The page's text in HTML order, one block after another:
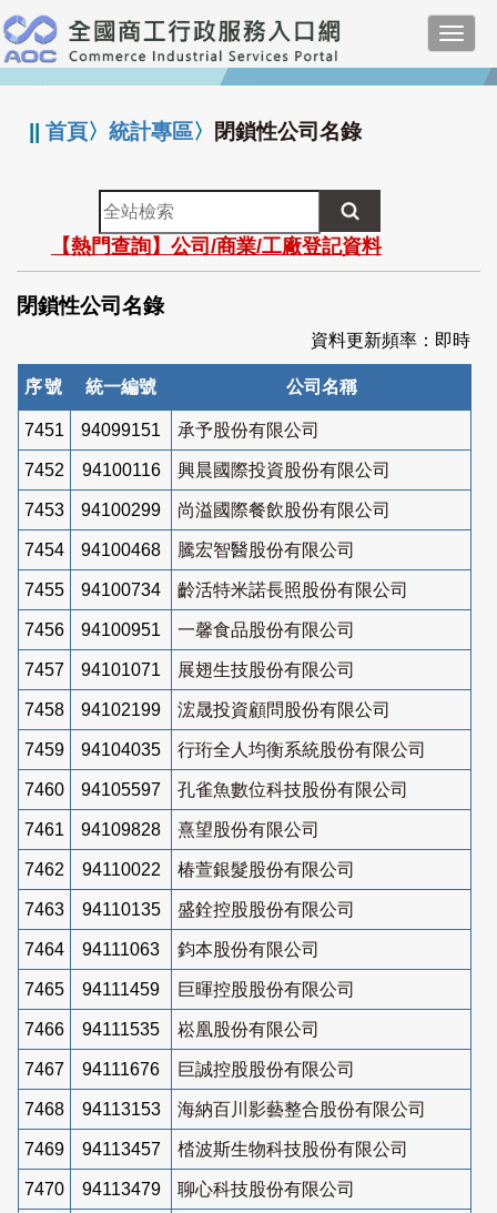
跳
到
主
要
:::
||首頁〉統計專區〉 閉鎖性公司名錄
全
站
檢
索
【熱門查詢】公司/商業/工廠登記資料
閉鎖性公司名錄
資料更新頻率：即時
序號 統一編號 公司名稱
7451 94099151 承予股份有限公司
7452 94100116 興晨國際投資股份有限公司
7453 94100299 尚溢國際餐飲股份有限公司
7454 94100468 騰宏智醫股份有限公司
7455 94100734 齡活特米諾長照股份有限公司
7456 94100951 一馨食品股份有限公司
7457 94101071 展翅生技股份有限公司
7458 94102199 浤晟投資顧問股份有限公司
7459 94104035 行珩全人均衡系統股份有限公司
7460 94105597 孔雀魚數位科技股份有限公司
7461 94109828 熹望股份有限公司
7462 94110022 椿萱銀髮股份有限公司
7463 94110135 盛銓控股股份有限公司
7464 94111063 鈞本股份有限公司
7465 94111459 巨暉控股股份有限公司
7466 94111535 崧凰股份有限公司
7467 94111676 巨誠控股股份有限公司
7468 94113153 海納百川影藝整合股份有限公司
7469 94113457 㭼波斯生物科技股份有限公司
7470 94113479 聊心科技股份有限公司